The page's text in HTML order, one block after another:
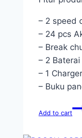
– 2 speed
– 24 pcs
– Break
– 2 Baterai
– 1
– Buku
Add to cart